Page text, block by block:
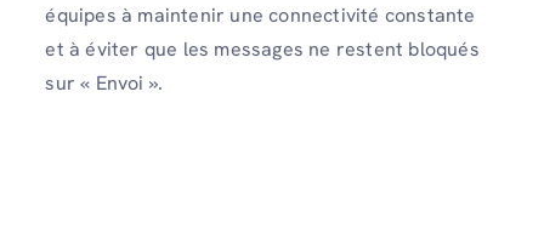
équipes à maintenir une connectivité constante
et à éviter que les messages ne restent bloqués
sur « Envoi ».